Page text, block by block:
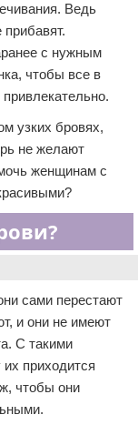
Ведь
с нужным
чтобы все в
узких бровях,
не желают
женщинам с
сами перестают
и они не имеют
С такими
приходится
чтобы они